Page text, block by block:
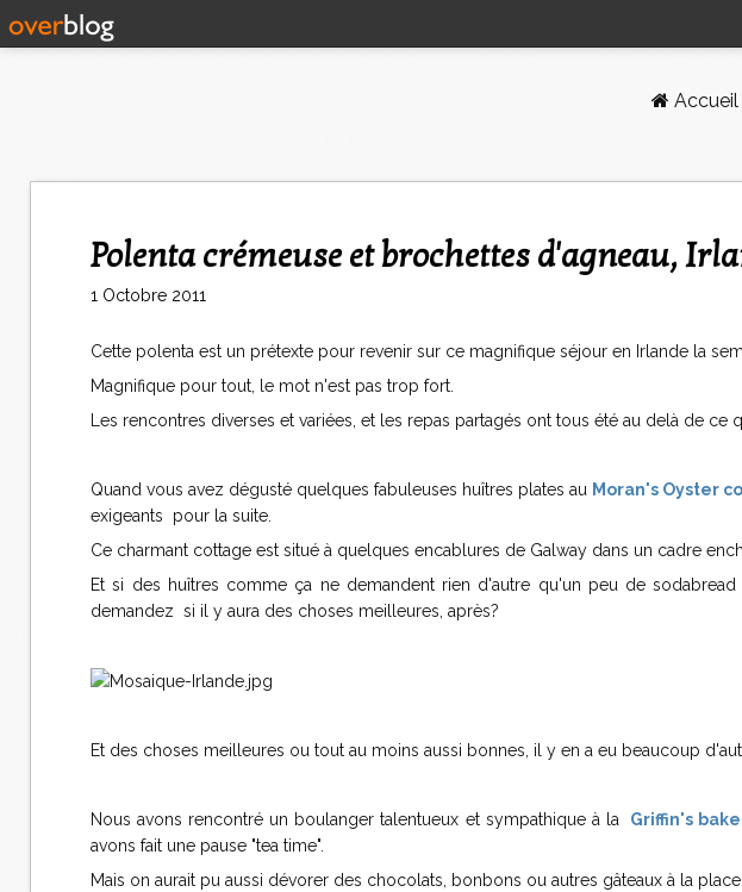
Accueil
Polenta crémeuse et brochettes d'agneau,
1 Octobre 2011
Cette polenta est un prétexte pour revenir sur ce magnifique séjour en Irlande la
Magnifique pour tout, le mot n'est pas trop fort.
Les rencontres diverses et variées, et les repas partagés ont tous été au delà de ce
Quand vous avez dégusté quelques fabuleuses huîtres plates au Moran's Oyster
exigeants pour la suite.
Ce charmant cottage est situé à quelques encablures de Galway dans un cadre
Et si des huîtres comme ça ne demandent rien d'autre qu'un peu de
demandez si il y aura des choses meilleures, après?
Et des choses meilleures ou tout au moins aussi bonnes, il y en a eu beaucoup
Nous avons rencontré un boulanger talentueux et sympathique à la Griffin's
avons fait une pause "tea time".
Mais on aurait pu aussi dévorer des chocolats, bonbons ou autres gâteaux à la